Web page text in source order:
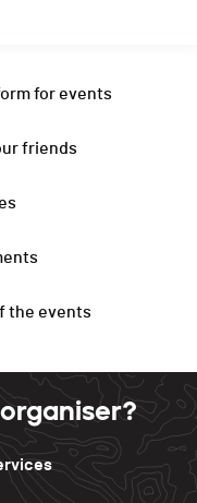
for events
friends
the events